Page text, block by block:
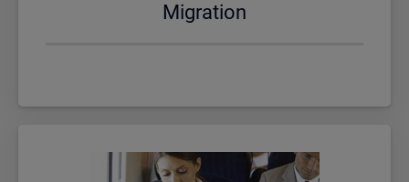
Mi­gra­ti­on